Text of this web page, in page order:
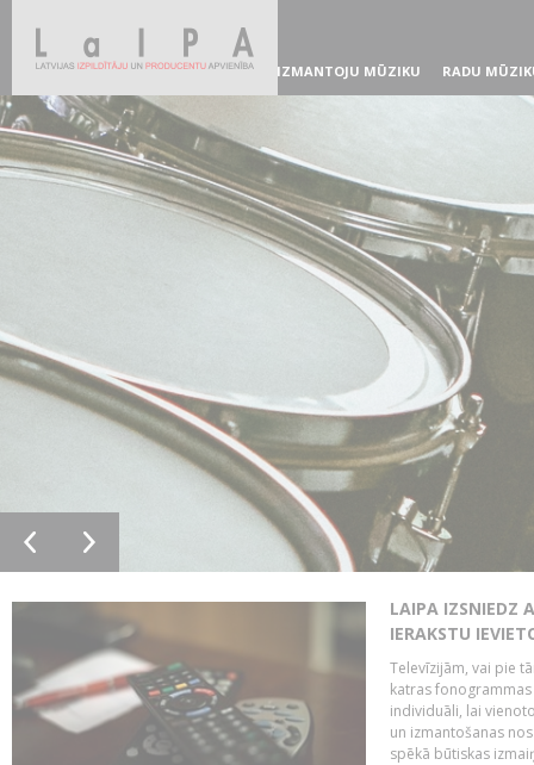
IZMANTOJU MŪZIKU RADU
LAIPA IZSNIEDZ
IERAKSTU
Televīzijām, vai pie
katras
individuāli, lai
un izmantošanas
spēkā būtiskas